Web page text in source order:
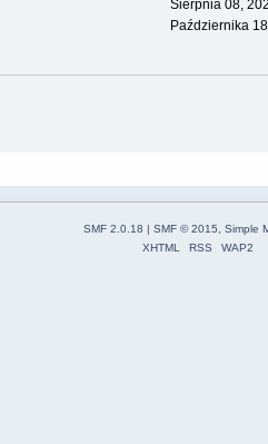
Sierpnia 08,
Października
SMF 2.0.18 | SMF © 2015
Simple
XHTML
RSS WAP2